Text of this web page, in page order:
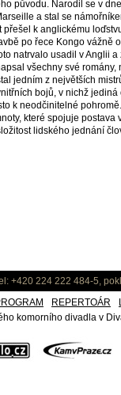
původu. Narodil se v
a stal se
přešel k anglickému
po řece Kongo vážně
natrvalo usadil v Anglii
všechny své
jedním z největších
bojů, v nichž
k neodčinitelné
které spojuje
lidského jednání
+420 224 222 484-5,
REPERTOÁR
komorního divadla v